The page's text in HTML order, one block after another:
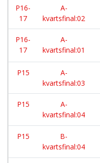
P16-
17
A-
kvartsfinal:02
P16-
17
A-
kvartsfinal:01
P15
A-
kvartsfinal:03
P15
A-
kvartsfinal:04
P15
B-
kvartsfinal:04